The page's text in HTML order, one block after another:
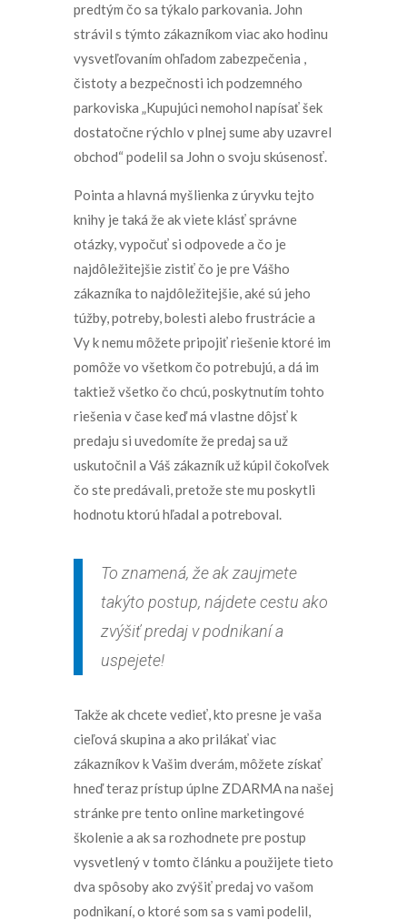
predtým čo sa týkalo parkovania. John
strávil s týmto zákazníkom viac ako hodinu
vysvetľovaním ohľadom zabezpečenia ,
čistoty a bezpečnosti ich podzemného
parkoviska „Kupujúci nemohol napísať šek
dostatočne rýchlo v plnej sume aby uzavrel
obchod“ podelil sa John o svoju skúsenosť.
Pointa a hlavná myšlienka z úryvku tejto
knihy je taká že ak viete klásť správne
otázky, vypočuť si odpovede a čo je
najdôležitejšie zistiť čo je pre Vášho
zákazníka to najdôležitejšie, aké sú jeho
túžby, potreby, bolesti alebo frustrácie a
Vy k nemu môžete pripojiť riešenie ktoré im
pomôže vo všetkom čo potrebujú, a dá im
taktiež všetko čo chcú, poskytnutím tohto
riešenia v čase keď má vlastne dôjsť k
predaju si uvedomíte že predaj sa už
uskutočnil a Váš zákazník už kúpil čokoľvek
čo ste predávali, pretože ste mu poskytli
hodnotu ktorú hľadal a potreboval.
To znamená, že ak zaujmete
takýto postup, nájdete cestu ako
zvýšiť predaj v podnikaní a
uspejete!
Takže ak chcete vedieť, kto presne je vaša
cieľová skupina a ako prilákať viac
zákazníkov k Vašim dverám, môžete získať
hneď teraz prístup úplne ZDARMA na našej
stránke pre tento online marketingové
školenie a ak sa rozhodnete pre postup
vysvetlený v tomto článku a použijete tieto
dva spôsoby ako zvýšiť predaj vo vašom
podnikaní, o ktoré som sa s vami podelil,